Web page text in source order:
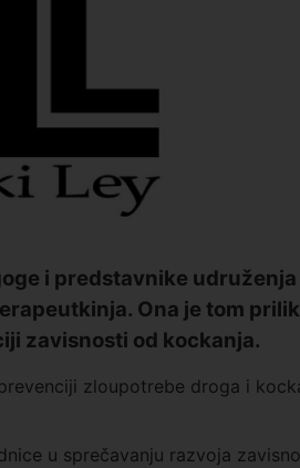
i predstavnike udruženja
Ona je tom
zavisnosti od kockanja.
zloupotrebe droga i
u sprečavanju razvoja